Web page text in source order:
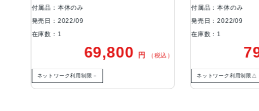
付属品：本体のみ
発売日：2022/09
在庫数：1
69,800 円 （税込）
ネットワーク利用制限－
付属品：本体のみ
発売日：2022/09
在庫数：1
ネットワーク利用制限△